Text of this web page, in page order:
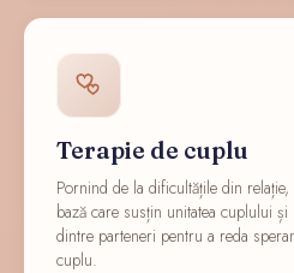
Terapie de cuplu
Pornind de la dificultățile din
bază care susțin unitatea cuplului
dintre parteneri pentru a reda
cuplu.